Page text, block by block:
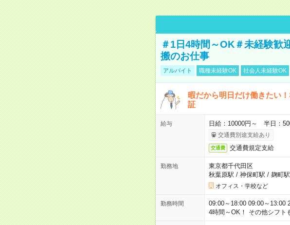
＃1日4時間～OK＃未経験歓
搬のお仕事
アルバイト 職種未経験OK 社会人未経験OK
暇だから明日だけ働きたい
証
給与 日給：10000円～ 半日：
交通費別途支給あり
交通費 交通費規定支給
勤務地
東京都千代田区
秋葉原駅 / 神保町駅 / 麹町駅
オフィス・学校など
勤務時間
09:00～18:00 09:00～13:00
4時間～OK！ その他シフト